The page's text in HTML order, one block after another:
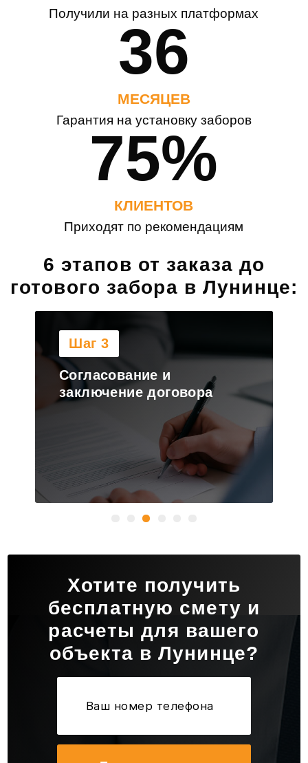
Получили на разных платформах
36
МЕСЯЦЕВ
Гарантия на установку заборов
75%
КЛИЕНТОВ
Приходят по рекомендациям
6 этапов от заказа до
готового забора в Лунинце:
Шаг 4
Изготовление и доставка
полотна на участок
Хотите получить
бесплатную смету и
расчеты для вашего
объекта в Лунинце?